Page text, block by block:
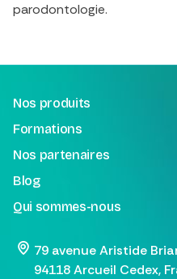
parodontologie.
Nos produits
Formations
Nos partenaires
Blog
Qui sommes-nous
79 avenue Aristide
94118 Arcueil Cedex,